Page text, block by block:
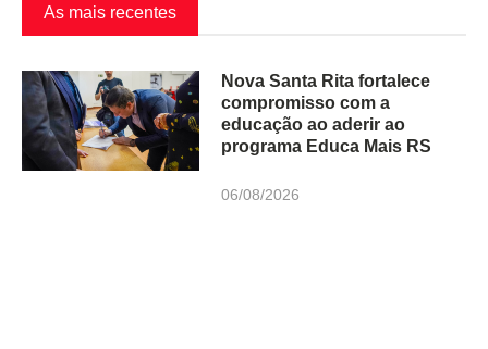
As mais recentes
Nova Santa Rita fortalece
compromisso com a
educação ao aderir ao
programa Educa Mais RS
06/08/2026